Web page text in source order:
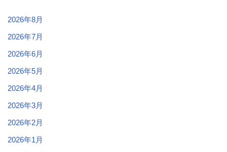
2026年8月
2026年7月
2026年6月
2026年5月
2026年4月
2026年3月
2026年2月
2026年1月